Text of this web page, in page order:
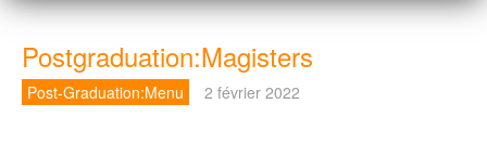
Postgraduation:Magisters
Post-Graduation:Menu 2 février 2022